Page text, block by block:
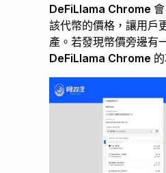
DeFiLlama Chrome
該代幣的價格，讓用戶
產。若發現幣價旁邊有
DeFiLlama Chrome 的